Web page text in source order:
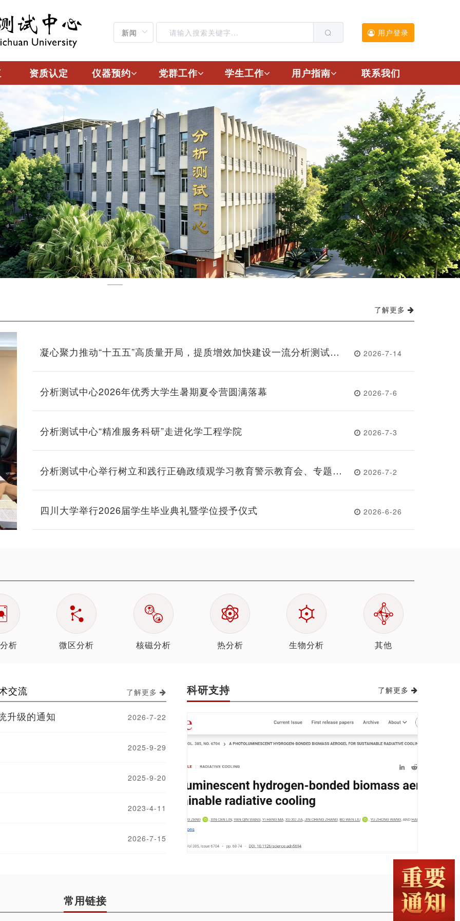
用户登录
资质认定 仪器预约 党群工作 学生工作 用户指南 联系我们
了解更多
凝心聚力推动“十五五”高质量开局，提质增效加快建设一流分析测试中
心 ——分析测试中心第五届教代会暨第四届工代会第五次会议圆满召开
2026-7-14
分析测试中心2026年优秀大学生暑期夏令营圆满落幕 2026-7-6
分析测试中心“精准服务科研”走进化学工程学院 2026-7-3
分析测试中心举行树立和践行正确政绩观学习教育警示教育会、专题党
课暨迎“七一”表彰大会
2026-7-2
四川大学举行2026届学生毕业典礼暨学位授予仪式 2026-6-26
析 微区分析 核磁分析 热分析 生物分析 其他
交流
升级的通知 2026-7-22
2025-9-29
2025-9-20
2023-4-11
2026-7-15
了解更多 科研支持 了解更多
常用链接